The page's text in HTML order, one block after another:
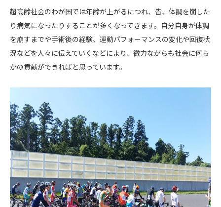
超高齢社会のわが国では年齢が上がるにつれ、皆、体調を崩した
り病気になったりすることが多くなってきます。自分自身が体調
を崩すまでや手術後の経験、運動パフォーマンスの変化や回復状
況などを人々に伝えていくなどにより、微力ながらも社会に何ら
かの貢献ができればと思っています。